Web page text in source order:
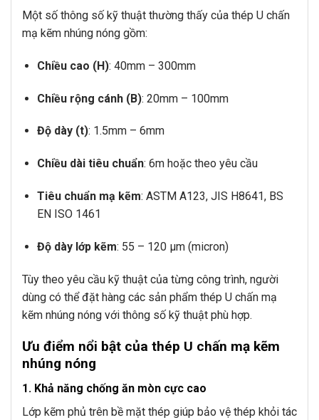
Một số thông số kỹ thuật thường thấy của thép U chấn
mạ kẽm nhúng nóng gồm:
Chiều cao (H): 40mm – 300mm
Chiều rộng cánh (B): 20mm – 100mm
Độ dày (t): 1.5mm – 6mm
Chiều dài tiêu chuẩn: 6m hoặc theo yêu cầu
Tiêu chuẩn mạ kẽm: ASTM A123, JIS H8641, BS
EN ISO 1461
Độ dày lớp kẽm: 55 – 120 µm (micron)
Tùy theo yêu cầu kỹ thuật của từng công trình, người
dùng có thể đặt hàng các sản phẩm thép U chấn mạ
kẽm nhúng nóng với thông số kỹ thuật phù hợp.
Ưu điểm nổi bật của thép U chấn mạ kẽm
nhúng nóng
1. Khả năng chống ăn mòn cực cao
Lớp kẽm phủ trên bề mặt thép giúp bảo vệ thép khỏi tác